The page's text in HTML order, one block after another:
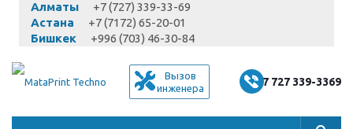
Алматы
+7 (727) 339-33-69
Астана
+7 (7172) 65-20-01
Бишкек
+996 (703) 46-30-84
Вызов
инженера
+7 727 339-3369